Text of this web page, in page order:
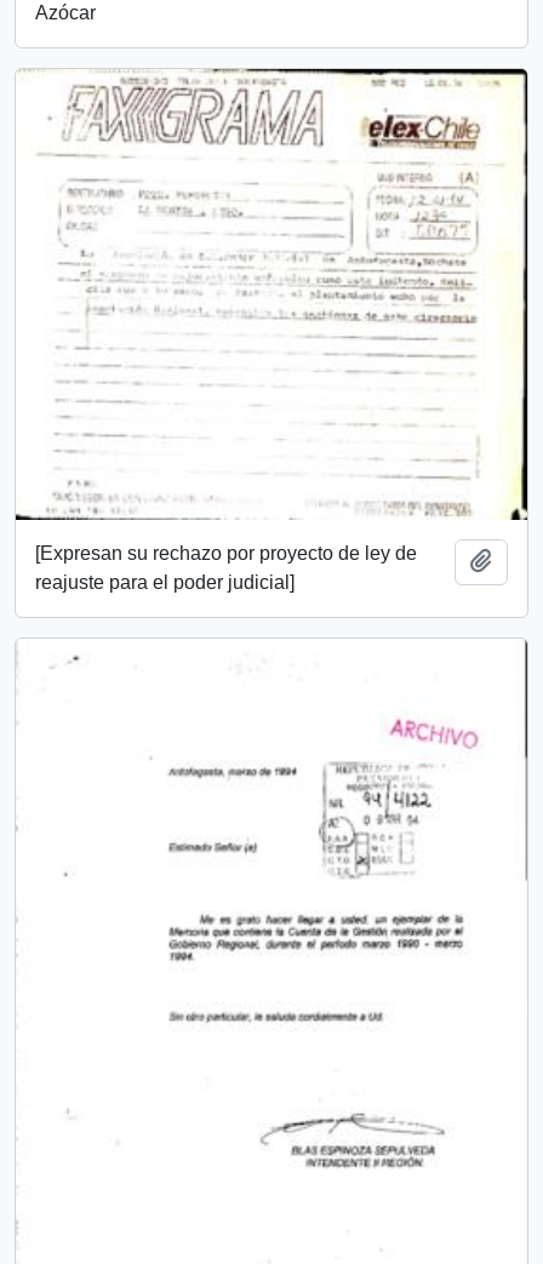
Azócar
[Expresan su rechazo por proyecto de ley de
reajuste para el poder judicial]